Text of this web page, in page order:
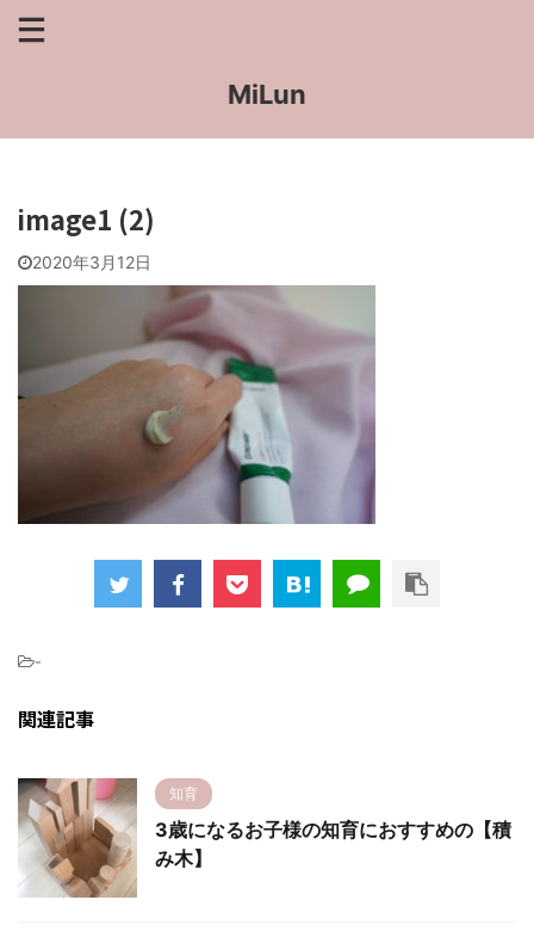
MiLun
image1 (2)
2020年3月12日
-
関連記事
知育
3歳になるお子様の知育におすすめの【積
み木】